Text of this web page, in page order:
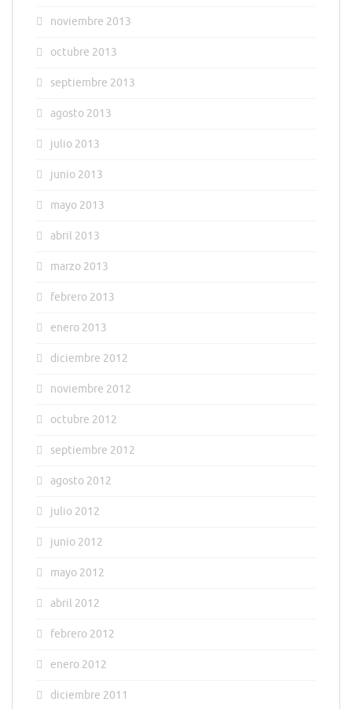
noviembre 2013
octubre 2013
septiembre 2013
agosto 2013
julio 2013
junio 2013
mayo 2013
abril 2013
marzo 2013
febrero 2013
enero 2013
diciembre 2012
noviembre 2012
octubre 2012
septiembre 2012
agosto 2012
julio 2012
junio 2012
mayo 2012
abril 2012
febrero 2012
enero 2012
diciembre 2011